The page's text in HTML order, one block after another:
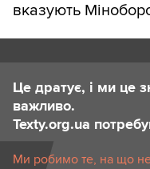
вказують
Це дратує, і ми це
важливо.
Texty.org.ua
Ми робимо те, на що